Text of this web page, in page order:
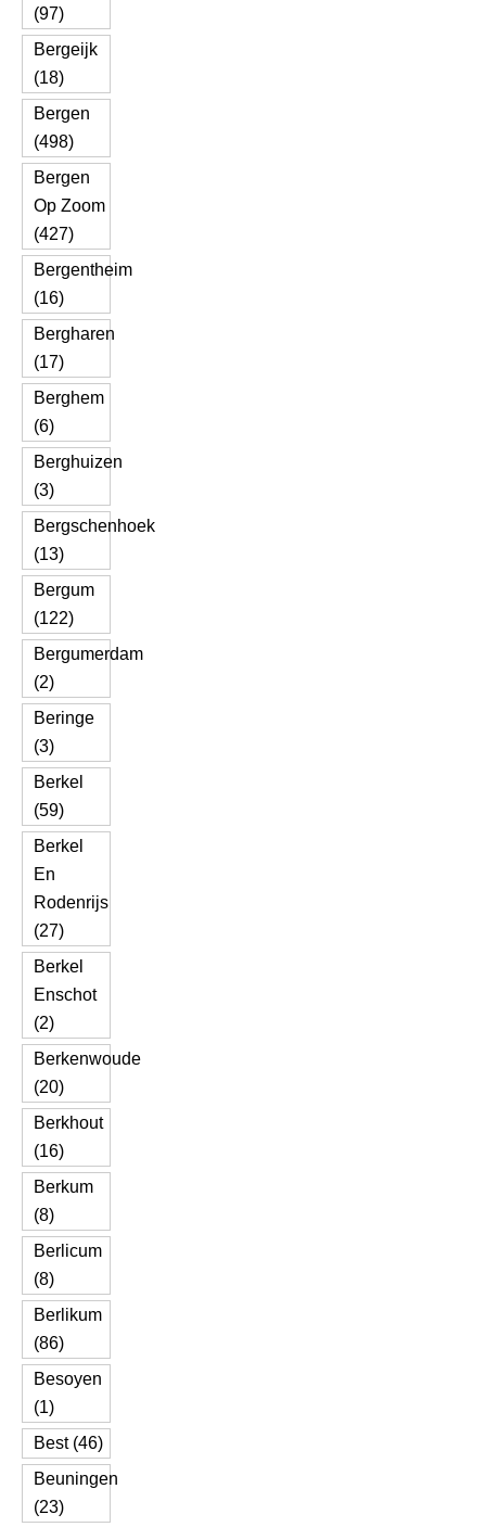
(97)
Bergeijk
(18)
Bergen
(498)
Bergen
Op Zoom
(427)
Bergentheim
(16)
Bergharen
(17)
Berghem
(6)
Berghuizen
(3)
Bergschenhoek
(13)
Bergum
(122)
Bergumerdam
(2)
Beringe
(3)
Berkel
(59)
Berkel
En
Rodenrijs
(27)
Berkel
Enschot
(2)
Berkenwoude
(20)
Berkhout
(16)
Berkum
(8)
Berlicum
(8)
Berlikum
(86)
Besoyen
(1)
Best (46)
Beuningen
(23)